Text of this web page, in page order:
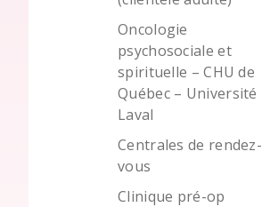
Oncologie
psychosociale et
spirituelle – CHU de
Québec – Université
Laval
Centrales de rendez-
vous
Clinique pré-op